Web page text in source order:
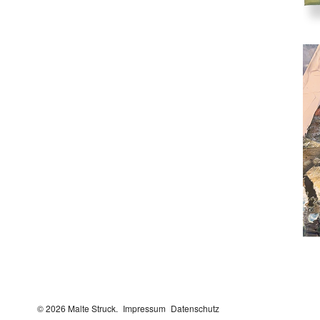
© 2026 Malte Struck. Impressum Datenschutz